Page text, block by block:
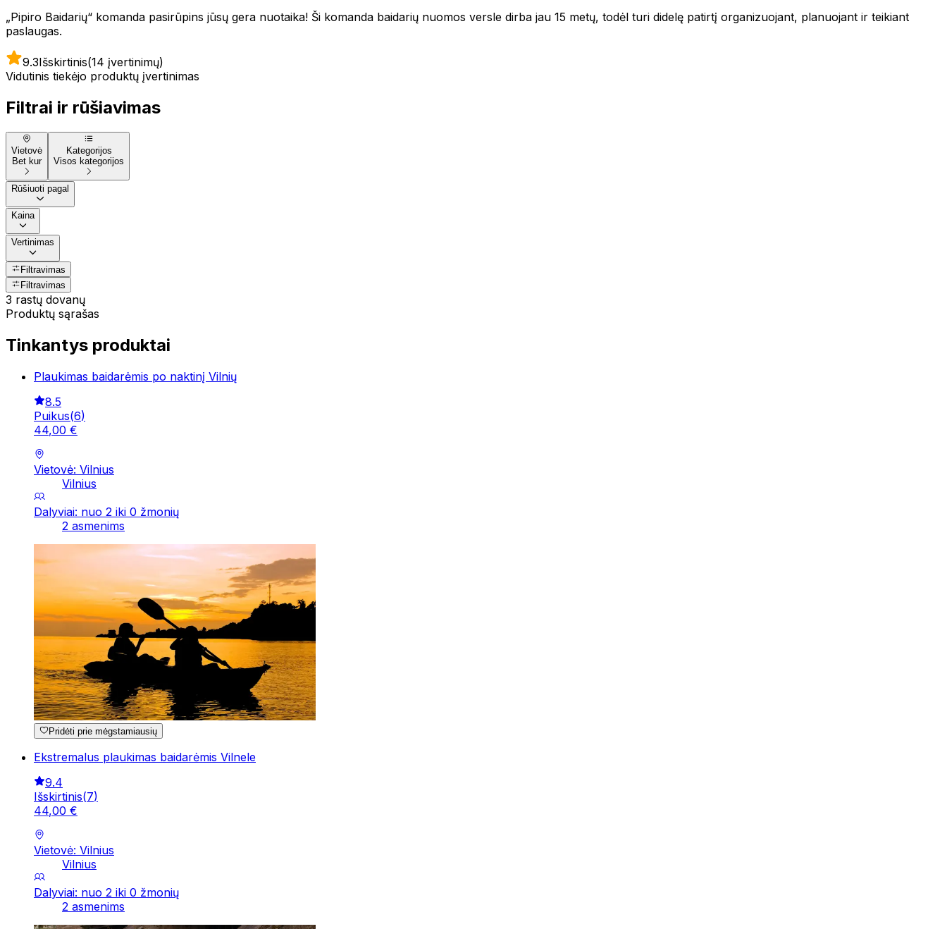
„Pipiro Baidarių“ komanda pasirūpins jūsų gera nuotaika! Ši komanda baidarių nuomos versle dirba jau 15 metų, todėl turi didelę patirtį organizuojant, planuojant ir teikiant
paslaugas.
9.3Išskirtinis(14 įvertinimų)
Vidutinis tiekėjo produktų įvertinimas
Filtrai ir rūšiavimas
Vietovė
Bet kur
Kategorijos
Visos kategorijos
Rūšiuoti pagal
Kaina
Vertinimas
Filtravimas
Filtravimas
3 rastų dovanų
Produktų sąrašas
Tinkantys produktai
Plaukimas baidarėmis po naktinį Vilnių
8.5
Puikus(6)
44,00 €
Vietovė: Vilnius
Vilnius
Dalyviai: nuo 2 iki 0 žmonių
2 asmenims
Pridėti prie mėgstamiausių
Ekstremalus plaukimas baidarėmis Vilnele
9.4
Išskirtinis(7)
44,00 €
Vietovė: Vilnius
Vilnius
Dalyviai: nuo 2 iki 0 žmonių
2 asmenims